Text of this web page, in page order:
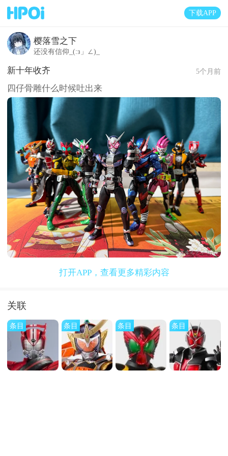
下载APP
樱落雪之下
还没有信仰_(:з」∠)_
新十年收齐 5个月前
四仔骨雕什么时候吐出来
打开APP，查看更多精彩内容
关联
条目 条目 条目 条目